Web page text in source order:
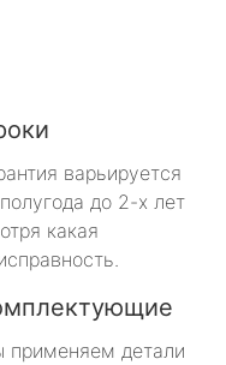
варьируется
до 2-х лет
какая
применяем детали